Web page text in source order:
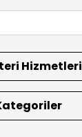
Hizmetleri